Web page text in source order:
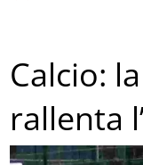
Calcio:
rallenta